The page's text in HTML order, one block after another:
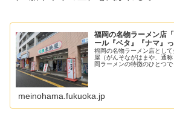
福岡の名物ラーメン店
ール『ベタ』『ナマ』
福岡の名物ラーメン店とし
屋（がんそながはまや、通
岡ラーメンの特徴のひとつ
meinohama.fukuoka.jp